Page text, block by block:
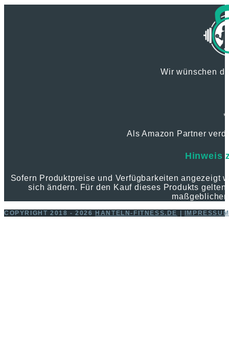
Wir wünschen
*
Als Amazon Partner
Hinweis
Sofern Produktpreise und Verfügbarkeiten angezeigt
sich ändern. Für den Kauf dieses Produkts
COPYRIGHT 2018 - 2026 HANTELN-FITNESS.DE | IMPRESSUM